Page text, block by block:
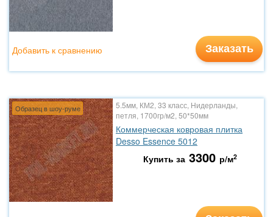
Заказать
Добавить к сравнению
Образец в шоу-руме
5.5мм, КМ2, 33 класс, Нидерланды,
петля, 1700гр/м2, 50*50мм
Коммерческая ковровая плитка
Desso Essence 5012
Купить за 3300 р/м2